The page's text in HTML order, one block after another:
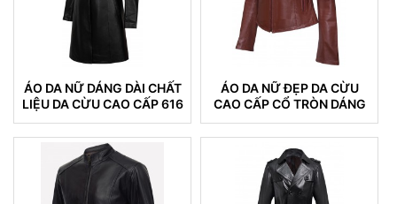
ÁO DA NỮ DÁNG DÀI CHẤT
LIỆU DA CỪU CAO CẤP 616
ÁO DA NỮ ĐẸP DA CỪU
CAO CẤP CỔ TRÒN DÁNG
TRƠN